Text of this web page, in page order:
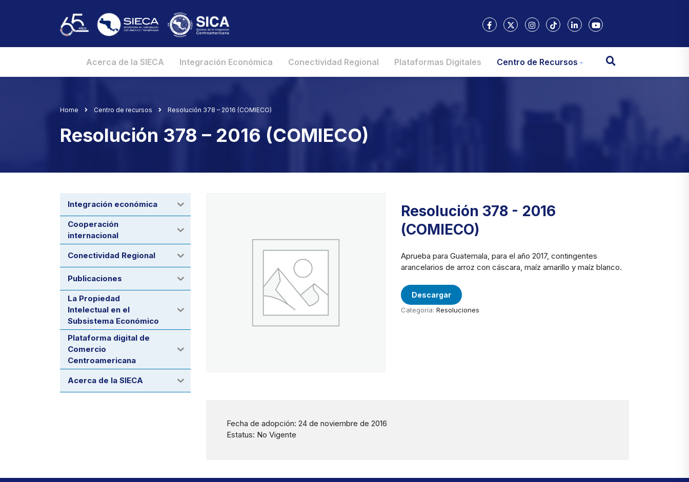
Acerca de la SIECA Integración Económica Conectividad Regional Plataformas Digitales Centro de Recursos
Home Centro de recursos Resolución 378 – 2016 (COMIECO)
Resolución 378 – 2016 (COMIECO)
Resolución 378 - 2016
(COMIECO)
Aprueba para Guatemala, para el año 2017, contingentes
arancelarios de arroz con cáscara, maíz amarillo y maíz blanco.
Descargar
Categoría: Resoluciones
Fecha de adopción: 24 de noviembre de 2016
Estatus: No Vigente
Integración económica
Cooperación
internacional
Conectividad Regional
Publicaciones
La Propiedad
Intelectual en el
Subsistema Económico
Plataforma digital de
Comercio
Centroamericana
Acerca de la SIECA